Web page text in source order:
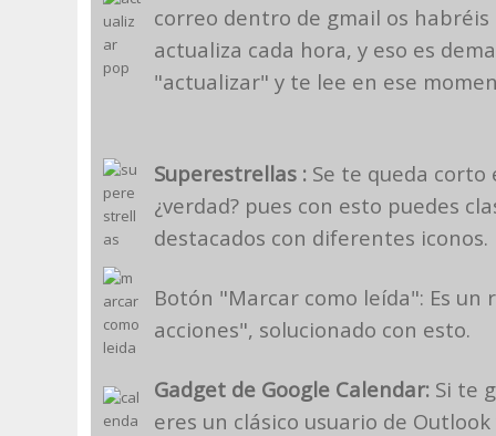
correo dentro de gmail os
actualiza cada hora, y eso es
"actualizar" y te lee en ese
Superestrellas : Se te queda
¿verdad? pues con esto puedes
destacados con diferentes iconos.
Botón "Marcar como leída": Es
acciones", solucionado con esto.
Gadget de Google Calendar: Si te
eres un clásico usuario de